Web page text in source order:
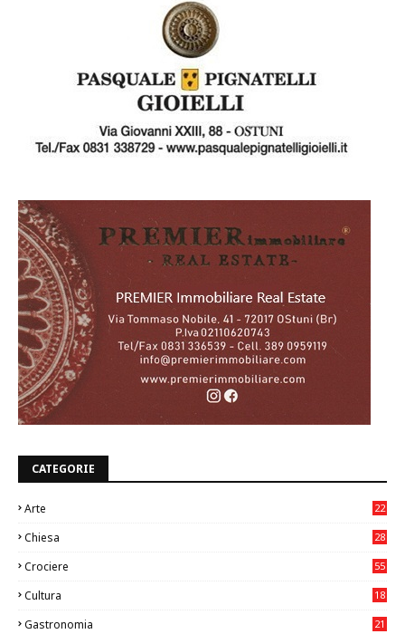
CATEGORIE
Arte
22
Chiesa
28
Crociere 55
Cultura
18
Gastronomia
21